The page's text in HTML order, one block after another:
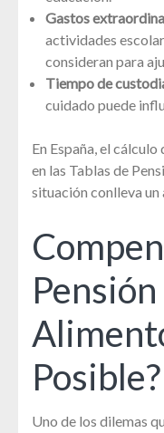
Gastos
actividades
consideran para
Tiempo de
cuidado puede
En España, el
en las Tablas de
situación conlleva
Posible?
Uno de los dilemas